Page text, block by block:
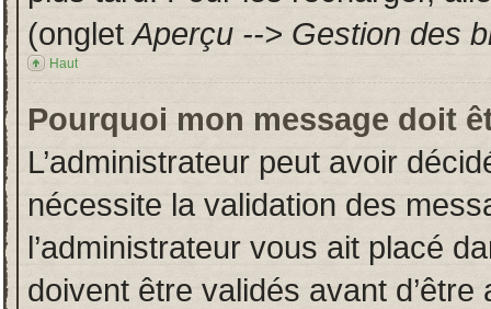
(ongletAperçu --> Gestion des
Haut
Pourquoi mon message doit
L’administrateur peut avoir
nécessite la validation des
l’administrateur vous ait placé
doivent être validés avant